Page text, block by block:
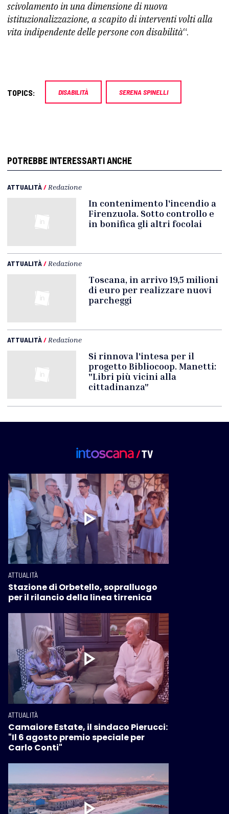
scivolamento in una dimensione di nuova
istituzionalizzazione, a scapito di interventi volti alla
vita indipendente delle persone con disabilità“.
TOPICS: DISABILITÀ SERENA SPINELLI
POTREBBE INTERESSARTI ANCHE
ATTUALITÀ/ Redazione
In contenimento l'incendio a
Firenzuola. Sotto controllo e
in bonifica gli altri focolai
ATTUALITÀ/ Redazione
Toscana, in arrivo 19,5 milioni
di euro per realizzare nuovi
parcheggi
ATTUALITÀ/ Redazione
Si rinnova l'intesa per il
progetto Bibliocoop. Manetti:
"Libri più vicini alla
cittadinanza"
ATTUALITÀ
Stazione di Orbetello, sopralluogo
per il rilancio della linea tirrenica
ATTUALITÀ
Camaiore Estate, il sindaco Pierucci:
"Il 6 agosto premio speciale per
Carlo Conti"